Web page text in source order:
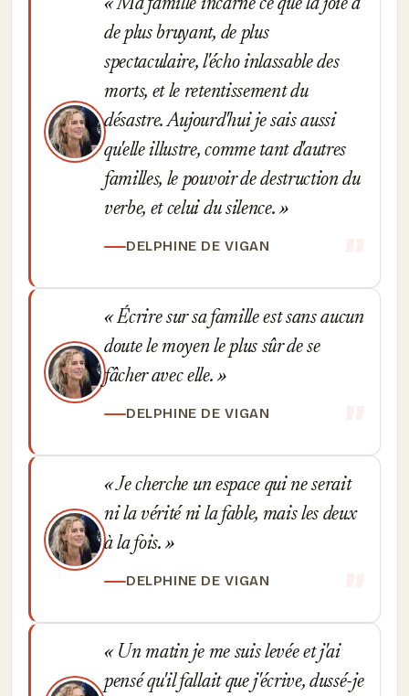
Ma famille incarne ce que la joie a
de plus bruyant, de plus
spectaculaire, l'écho inlassable des
morts, et le retentissement du
désastre. Aujourd'hui je sais aussi
qu'elle illustre, comme tant d'autres
familles, le pouvoir de destruction du
verbe, et celui du silence.
DELPHINE DE VIGAN
Écrire sur sa famille est sans aucun
doute le moyen le plus sûr de se
fâcher avec elle.
DELPHINE DE VIGAN
Je cherche un espace qui ne serait
ni la vérité ni la fable, mais les deux
à la fois.
DELPHINE DE VIGAN
Un matin je me suis levée et j'ai
pensé qu'il fallait que j'écrive, dussé-je